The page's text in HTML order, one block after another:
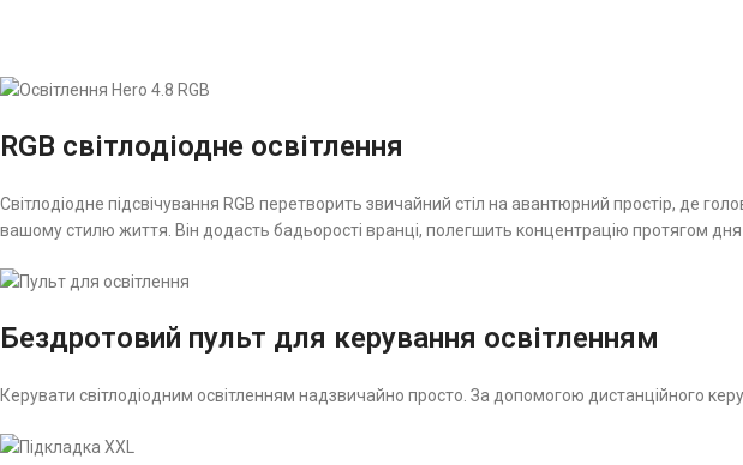
RGB світлодіодне освітлення
Світлодіодне підсвічування RGB перетворить звичайний стіл на авантюрний простір, де
вашому стилю життя. Він додасть бадьорості вранці, полегшить концентрацію протягом
Бездротовий пульт для керування освітленням
Керувати світлодіодним освітленням надзвичайно просто. За допомогою дистанційного